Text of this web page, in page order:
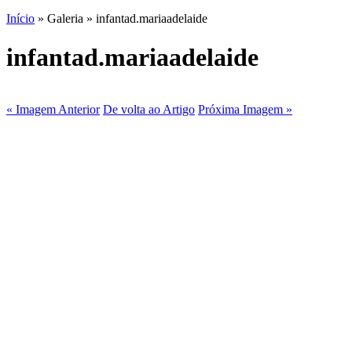
Início » Galeria » infantad.mariaadelaide
infantad.mariaadelaide
« Imagem Anterior De volta ao Artigo Próxima Imagem »